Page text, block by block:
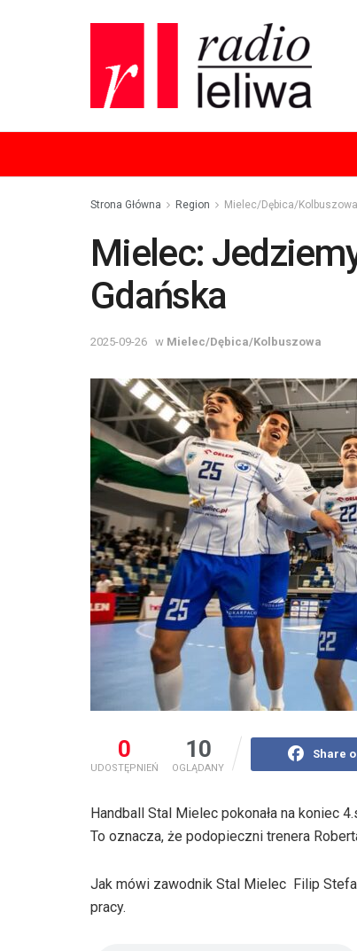
Strona Główna Region Mielec/Dębica/Kolbuszowa
Mielec:
Gdańska
2025-09-26 w Mielec/Dębica/Kolbuszowa
0
UDOSTĘPNIEŃ
10
OGLĄDANY
Share
Handball Stal Mielec pokonała na koniec
To oznacza, że podopieczni trenera
Jak mówi zawodnik Stal Mielec Filip
pracy.